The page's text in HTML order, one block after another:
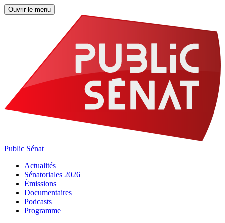
Ouvrir le menu
Public Sénat
Actualités
Sénatoriales 2026
Émissions
Documentaires
Podcasts
Programme